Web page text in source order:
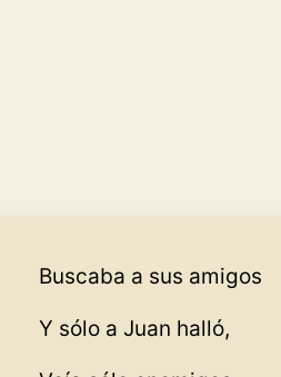
Buscaba a sus amigos
Y sólo a Juan halló,